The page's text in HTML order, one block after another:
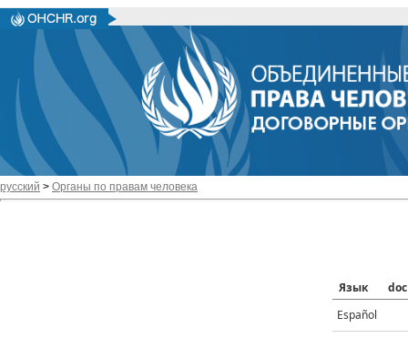
русский > Органы по правам человека
Язык
doc
Español